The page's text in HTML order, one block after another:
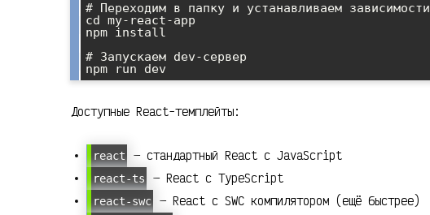
# Переходим в папку и устанавливаем зависимости
cd my-react-app
npm install
# Запускаем dev-сервер
Доступные React-темплейты:
react — стандартный React с JavaScript
react-ts — React с TypeScript
react-swc — React с SWC компилятором (ещё быстрее)